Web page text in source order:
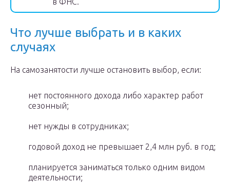
Что лучше выбрать и в каких
случаях
На самозанятости лучше остановить выбор, если:
нет постоянного дохода либо характер работ
сезонный;
нет нужды в сотрудниках;
годовой доход не превышает 2,4 млн руб. в год;
планируется заниматься только одним видом
деятельности;